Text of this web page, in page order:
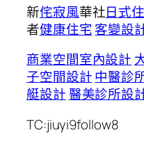
新侘寂風華社日式
者健康住宅客變設
商業空間室內設計
子空間設計中醫診
艇設計醫美診所設
TC:jiuyi9follow8